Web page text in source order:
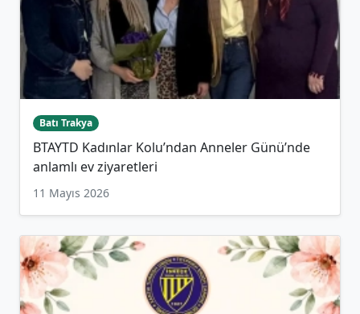
Batı Trakya
BTAYTD Kadınlar Kolu’ndan Anneler Günü’nde
anlamlı ev ziyaretleri
11 Mayıs 2026